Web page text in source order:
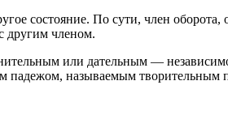
состояние. По сути, член
другим членом.
или дательным —
падежом, называемым творительным